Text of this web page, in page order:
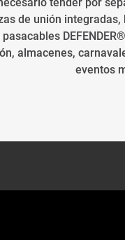
de unión
almacenes,
eventos